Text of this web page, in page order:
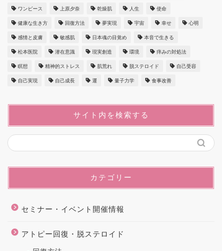
ワンピース 上原夕奈 乾燥肌 人生 使命
健康な生き方 回復方法 夢実現 宇宙 幸せ 心明
感情と皮膚 敏感肌 日本魂の目覚め 本音で生きる
松本医院 潜在意識 現実創造 環境 痒みの対処法
瞑想 精神的ストレス 肌荒れ 脱ステロイド 自己受容
自己実現 自己成長 運 量子力学 食事改善
サイト内を検索する
カテゴリー
セミナー・イベント開催情報
アトピー回復・脱ステロイド